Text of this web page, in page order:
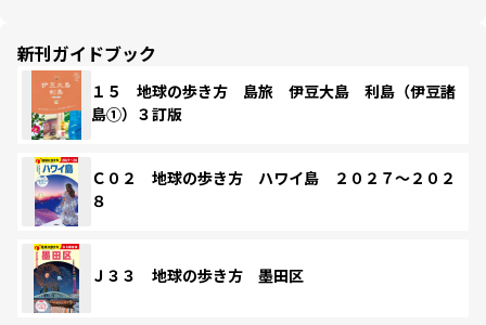
新刊ガイドブック
１５ 地球の歩き方 島旅 伊豆大島 利島（伊豆諸
島①）３訂版
Ｃ０２ 地球の歩き方 ハワイ島 ２０２７～２０２
８
Ｊ３３ 地球の歩き方 墨田区